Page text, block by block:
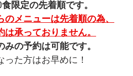
限定の先着順です。
のメニューは先着順の為、
は承っておりません。
の予約は可能です。
った方はお早めに！